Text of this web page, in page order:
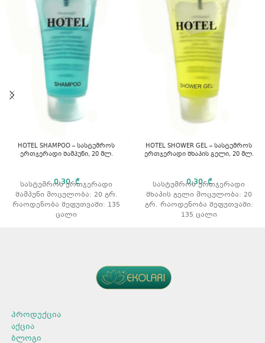
HOTEL SHAMPOO – სასტუმროს
ერთჯერადი შამპუნი, 20 მლ.
0,30₾
სასტუმროს ერთჯერადი
შამპუნი მოცულობა: 20 გრ.
რაოდენობა შეფუთვაში: 135
ცალი
HOTEL SHOWER GEL – სასტუმროს
ერთჯერადი შხაპის გელი, 20 მლ.
0,30₾
სასტუმროს ერთჯერადი
შხაპის გელი მოცულობა: 20
გრ. რაოდენობა შეფუთვაში:
135 ცალი
პროდუქცია
აქცია
ბლოგი